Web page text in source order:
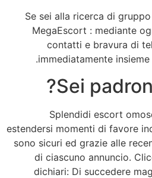
Se sei alla ricerca di
MegaEscort : mediante
contatti e bravura di
immediatamente
Sei
Splendidi escort
estendersi momenti di favore
sono sicuri ed grazie alle
di ciascuno annuncio.
dichiari: Di succedere